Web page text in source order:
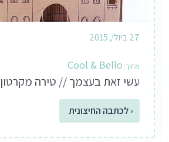
27 ביולי, 2015
Cool & Bello
עשי זאת בעצמך // טירה מקרטון
‹ לכתבה החיצונית